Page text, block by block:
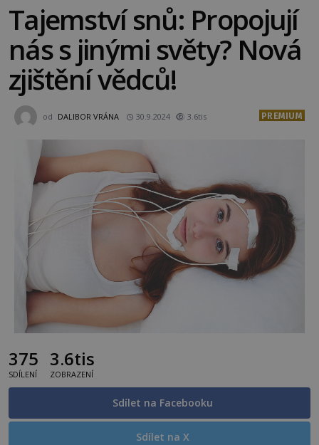
Tajemství snů: Propojují
nás s jinými světy? Nová
zjištění vědců!
od DALIBOR VRÁNA 30.9.2024 3.6tis PREMIUM
375
SDÍLENÍ
3.6tis
ZOBRAZENÍ
Sdílet na Facebooku
Sdílet na X